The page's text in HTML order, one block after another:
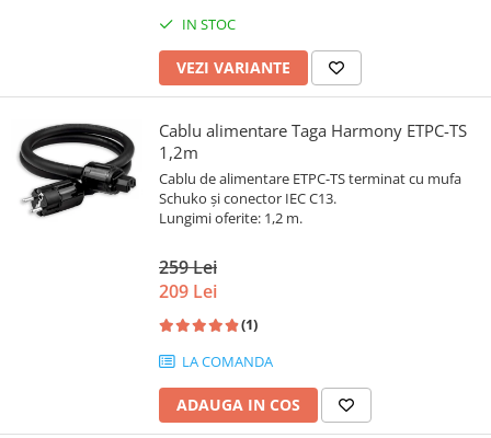
IN STOC
VEZI VARIANTE
Cablu alimentare Taga Harmony ETPC-TS
1,2m
Cablu de alimentare ETPC-TS terminat cu mufa
Schuko și conector IEC C13.
Lungimi oferite: 1,2 m.
259 Lei
209 Lei
(1)
LA COMANDA
ADAUGA IN COS